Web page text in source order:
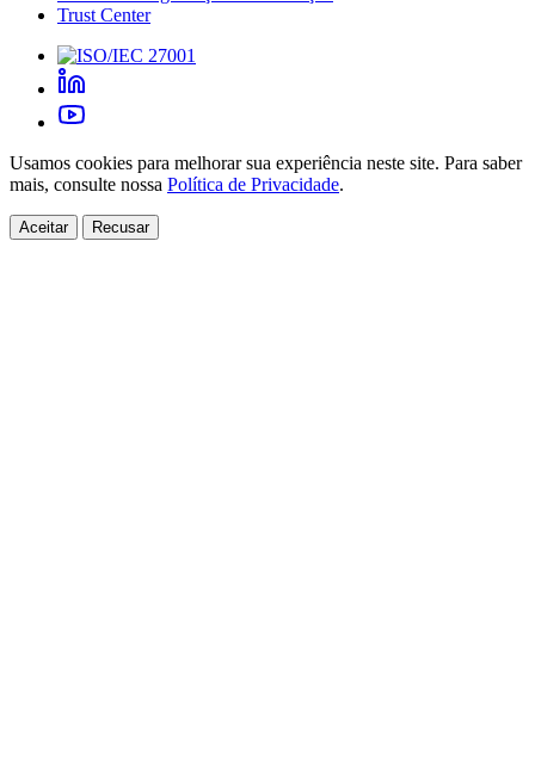
Trust Center
Usamos cookies para melhorar sua experiência neste site. Para saber
mais, consulte nossa Política de Privacidade.
Aceitar Recusar